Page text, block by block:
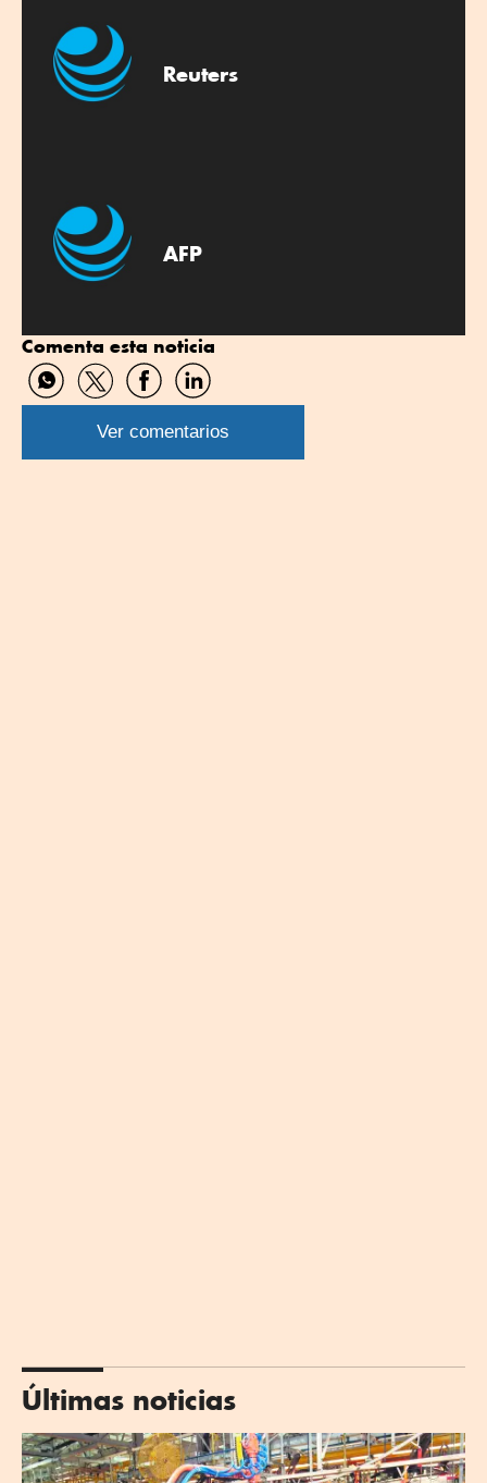
Reuters
AFP
Comenta esta noticia
Compartir
por
WhatsApp
Compartir
por
Twitter
Compartir
por
Facebook
Compartir
por
Linkedin
Ver comentarios
Últimas noticias